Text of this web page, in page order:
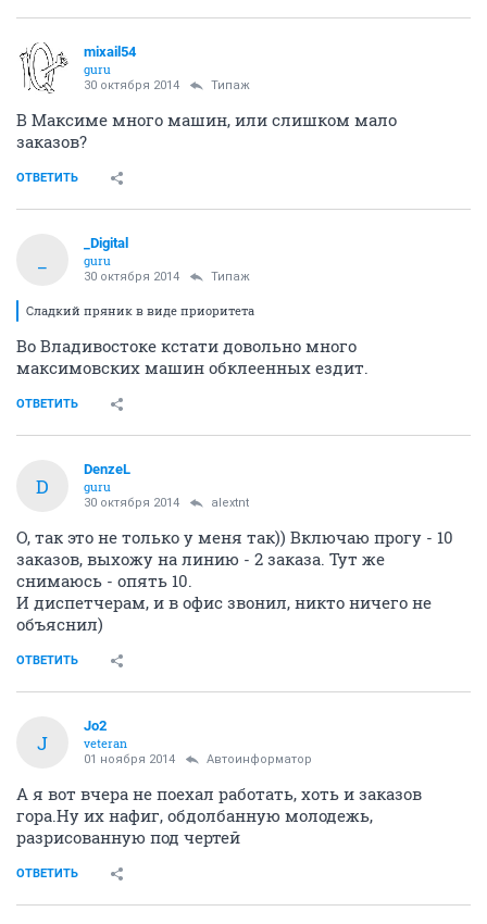
mixail54
guru
30 октября 2014 Типаж
В Максиме много машин, или слишком мало
заказов?
ОТВЕТИТЬ
_Digital
guru
30 октября 2014 Типаж
Сладкий пряник в виде приоритета
Во Владивостоке кстати довольно много
максимовских машин обклеенных ездит.
ОТВЕТИТЬ
D
DenzeL
guru
30 октября 2014 alextnt
О, так это не только у меня так)) Включаю прогу - 10
заказов, выхожу на линию - 2 заказа. Тут же
снимаюсь - опять 10.
И диспетчерам, и в офис звонил, никто ничего не
объяснил)
ОТВЕТИТЬ
J
Jo2
veteran
01 ноября 2014 Автоинформатор
А я вот вчера не поехал работать, хоть и заказов
гора.Ну их нафиг, обдолбанную молодежь,
разрисованную под чертей
ОТВЕТИТЬ